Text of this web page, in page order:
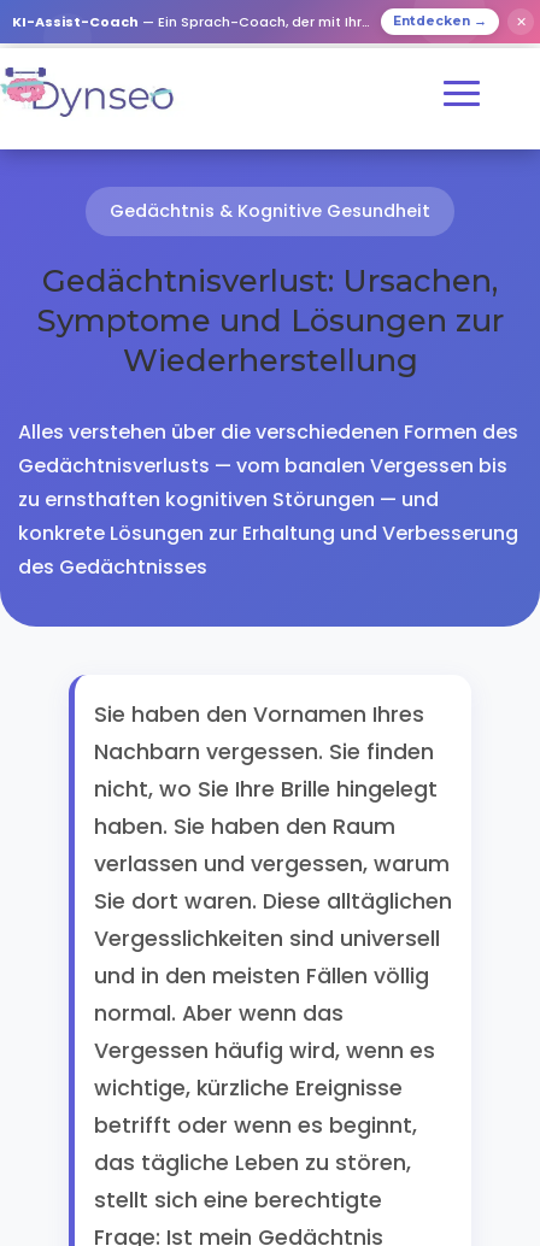
KI-Assist-Coach — Ein Sprach-Coach, der mit Ihren Lieben spielt Entdecken → ✕
Gedächtnis & Kognitive Gesundheit
Gedächtnisverlust: Ursachen,
Symptome und Lösungen zur
Wiederherstellung
Alles verstehen über die verschiedenen Formen des
Gedächtnisverlusts — vom banalen Vergessen bis
zu ernsthaften kognitiven Störungen — und
konkrete Lösungen zur Erhaltung und Verbesserung
des Gedächtnisses
Sie haben den Vornamen Ihres
Nachbarn vergessen. Sie finden
nicht, wo Sie Ihre Brille hingelegt
haben. Sie haben den Raum
verlassen und vergessen, warum
Sie dort waren. Diese alltäglichen
Vergesslichkeiten sind universell
und in den meisten Fällen völlig
normal. Aber wenn das
Vergessen häufig wird, wenn es
wichtige, kürzliche Ereignisse
betrifft oder wenn es beginnt,
das tägliche Leben zu stören,
stellt sich eine berechtigte
Frage: Ist mein Gedächtnis